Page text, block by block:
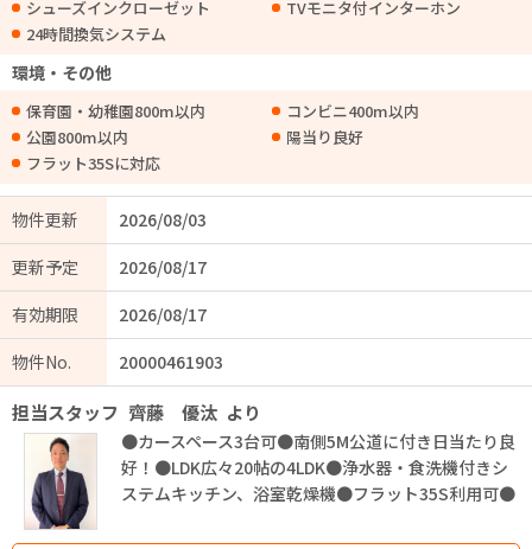
シューズインクローゼット
TVモニタ付インターホン
24時間換気システム
環境・その他
保育園・幼稚園800m以内
コンビニ400m以内
公園800m以内
陽当り良好
フラット35Sに対応
物件更新
2026/08/03
更新予定
2026/08/17
有効期限
2026/08/17
物件No.
20000461903
担当スタッフ 齊藤 優汰 より
●カースペース3台可●南側5M公道に付き日当たり良
好！●LDK広々20帖の4LDK●浄水器・食洗機付きシ
ステムキッチン、浴室乾燥機●フラット35S利用可●